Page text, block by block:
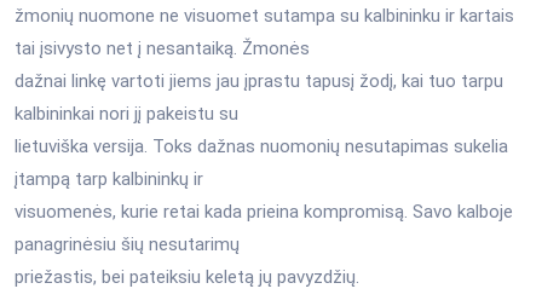
žmonių nuomone ne visuomet sutampa su kalbininku ir kartais
tai įsivysto net į nesantaiką. Žmonės
dažnai linkę vartoti jiems jau įprastu tapusį žodį, kai tuo tarpu
kalbininkai nori jį pakeistu su
lietuviška versija. Toks dažnas nuomonių nesutapimas sukelia
įtampą tarp kalbininkų ir
visuomenės, kurie retai kada prieina kompromisą. Savo kalboje
panagrinėsiu šių nesutarimų
priežastis, bei pateiksiu keletą jų pavyzdžių.